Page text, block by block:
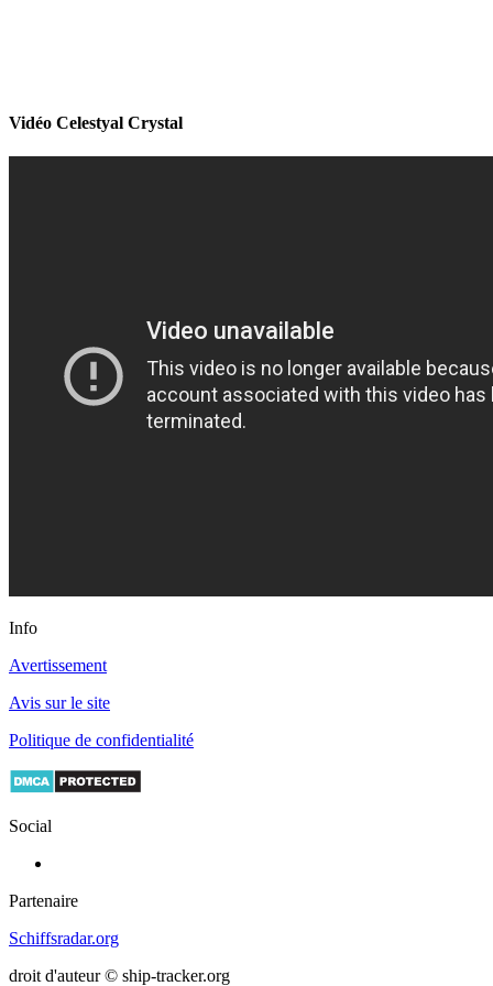
Vidéo Celestyal Crystal
Info
Avertissement
Avis sur le site
Politique de confidentialité
Social
Partenaire
Schiffsradar.org
droit d'auteur © ship-tracker.org